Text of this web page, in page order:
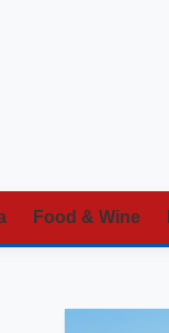
Food & Wine